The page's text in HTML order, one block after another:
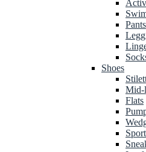
Pants
Shoes
Mid-
Flats